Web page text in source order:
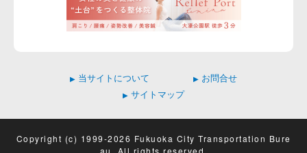
▶ 当サイトについて ▶ お問合せ
▶ サイトマップ
Copyright (c) 1999-2026 Fukuoka City Transportation Bure